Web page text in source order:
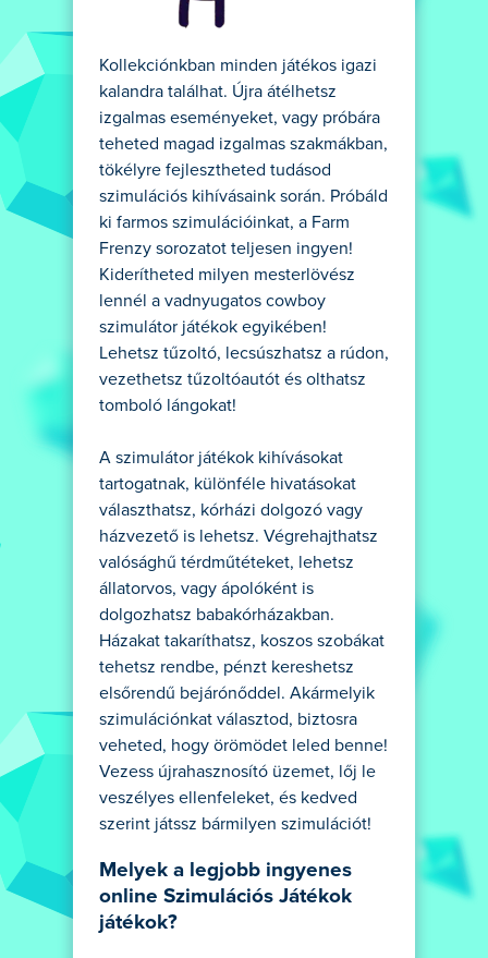
Kollekciónkban minden játékos igazi
kalandra találhat. Újra átélhetsz
izgalmas eseményeket, vagy próbára
teheted magad izgalmas szakmákban,
tökélyre fejlesztheted tudásod
szimulációs kihívásaink során. Próbáld
ki farmos szimulációinkat, a Farm
Frenzy sorozatot teljesen ingyen!
Kiderítheted milyen mesterlövész
lennél a vadnyugatos cowboy
szimulátor játékok egyikében!
Lehetsz tűzoltó, lecsúszhatsz a rúdon,
vezethetsz tűzoltóautót és olthatsz
tomboló lángokat!
A szimulátor játékok kihívásokat
tartogatnak, különféle hivatásokat
választhatsz, kórházi dolgozó vagy
házvezető is lehetsz. Végrehajthatsz
valósághű térdműtéteket, lehetsz
állatorvos, vagy ápolóként is
dolgozhatsz babakórházakban.
Házakat takaríthatsz, koszos szobákat
tehetsz rendbe, pénzt kereshetsz
elsőrendű bejárónőddel. Akármelyik
szimulációnkat választod, biztosra
veheted, hogy örömödet leled benne!
Vezess újrahasznosító üzemet, lőj le
veszélyes ellenfeleket, és kedved
szerint játssz bármilyen szimulációt!
Melyek a legjobb ingyenes
online Szimulációs Játékok
játékok?